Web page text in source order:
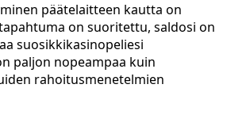
päätelaitteen kautta on
on suoritettu, saldosi on
suosikkikasinopeliesi
paljon nopeampaa kuin
rahoitusmenetelmien